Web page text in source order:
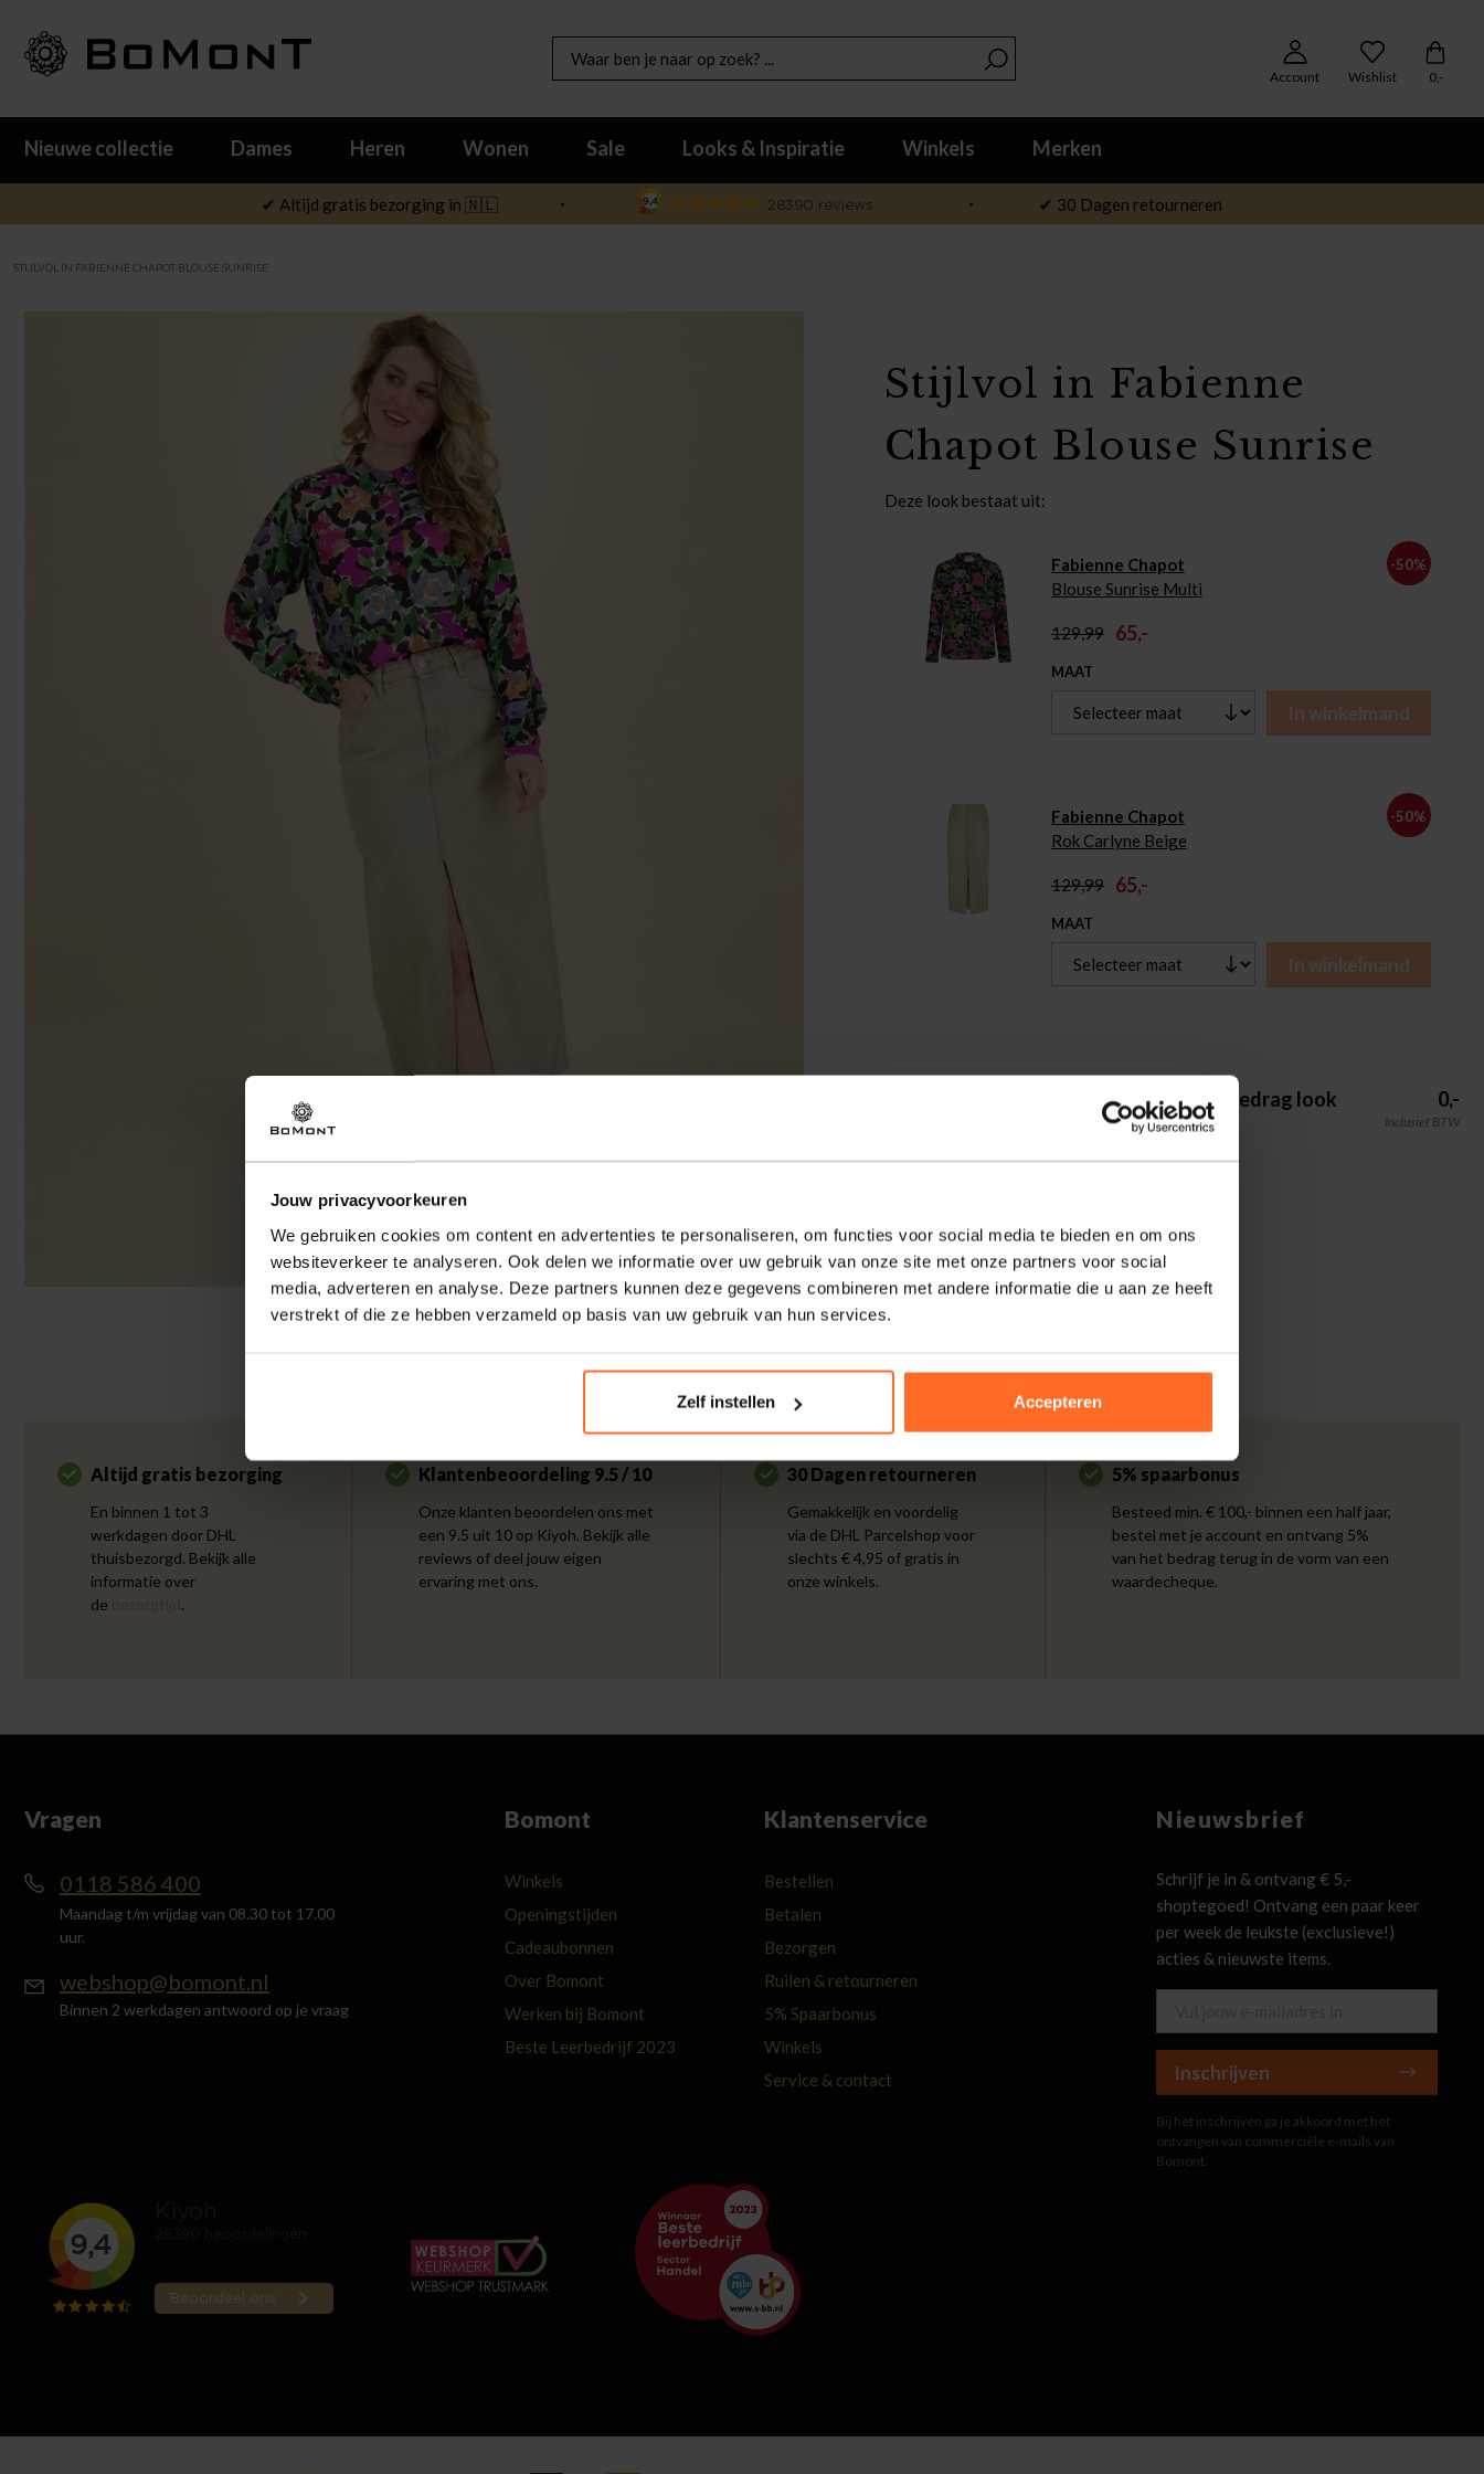
Jouw privacyvoorkeuren
We gebruiken cookies om content en advertenties te personaliseren, om functies voor social media te bieden en om ons
websiteverkeer te analyseren. Ook delen we informatie over uw gebruik van onze site met onze partners voor social
media, adverteren en analyse. Deze partners kunnen deze gegevens combineren met andere informatie die u aan ze heeft
verstrekt of die ze hebben verzameld op basis van uw gebruik van hun services.
Zelf instellen Accepteren
Account Wishlist 0,-
Nieuwe collectie Dames Heren Wonen Sale Looks & Inspiratie Winkels Merken
✔ Altijd gratis bezorging in 🇳🇱 ✔ 30 Dagen retourneren
STIJLVOL IN FABIENNE CHAPOT BLOUSE SUNRISE
Stijlvol in Fabienne
Chapot Blouse Sunrise
Deze look bestaat uit:
Fabienne Chapot
Blouse Sunrise Multi
129,99 65,-
MAAT
In winkelmand
-50%
Fabienne Chapot
Rok Carlyne Beige
129,99 65,-
MAAT
In winkelmand
-50%
Totaalbedrag look 0,-
Inclusief BTW
Altijd gratis bezorging
En binnen 1 tot 3
werkdagen door DHL
thuisbezorgd. Bekijk alle
informatie over
de bezorgtijd.
Klantenbeoordeling 9.5 / 10
Onze klanten beoordelen ons met
een 9.5 uit 10 op Kiyoh. Bekijk alle
reviews of deel jouw eigen
ervaring met ons.
30 Dagen retourneren
Gemakkelijk en voordelig
via de DHL Parcelshop voor
slechts € 4,95 of gratis in
onze winkels.
5% spaarbonus
Besteed min. € 100,- binnen een half jaar,
bestel met je account en ontvang 5%
van het bedrag terug in de vorm van een
waardecheque.
Vragen
0118 586 400
Maandag t/m vrijdag van 08.30 tot 17.00
uur.
webshop@bomont.nl
Binnen 2 werkdagen antwoord op je vraag
Bomont
Winkels
Openingstijden
Cadeaubonnen
Over Bomont
Werken bij Bomont
Beste Leerbedrijf 2023
Klantenservice
Bestellen
Betalen
Bezorgen
Ruilen & retourneren
5% Spaarbonus
Winkels
Service & contact
Nieuwsbrief
Schrijf je in & ontvang € 5,-
shoptegoed! Ontvang een paar keer
per week de leukste (exclusieve!)
acties & nieuwste items.
Inschrijven
Bij het inschrijven ga je akkoord met het
ontvangen van commerciële e-mails van
Bomont.